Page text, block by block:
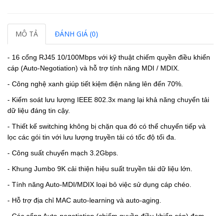
MÔ TẢ ĐÁNH GIÁ (0)
- 16 cổng RJ45 10/100Mbps với kỹ thuật chiếm quyền điều khiển
cáp (Auto-Negotiation) và hỗ trợ tính năng MDI / MDIX.
- Công nghệ xanh giúp tiết kiệm điện năng lên đến 70%.
- Kiểm soát lưu lượng IEEE 802.3x mang lại khả năng chuyển tải
dữ liệu đáng tin cậy.
- Thiết kế switching không bị chặn qua đó có thể chuyển tiếp và
lọc các gói tin với lưu lượng truyền tải có tốc độ tối đa.
- Công suất chuyển mạch 3.2Gbps.
- Khung Jumbo 9K cải thiện hiệu suất truyền tải dữ liệu lớn.
- Tính năng Auto-MDI/MDIX loại bỏ việc sử dụng cáp chéo.
- Hỗ trợ địa chỉ MAC auto-learning và auto-aging.